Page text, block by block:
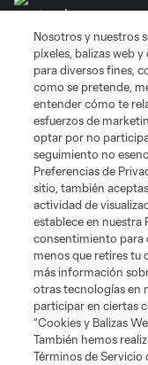
Términos de servicio
Cookies Settings
©2026 MLS. El nombre y
marcas registradas de
de los equipos de la MLS
de la MLS o son usadas
desautorizado está
Nosotros y nuestros
píxeles, balizas web
para diversos fines,
como se pretende,
entender cómo te
esfuerzos de
optar por no
seguimiento no
Preferencias de
sitio, también
actividad de
establece en nuestra
consentimiento para
menos que retires tu
más información
otras tecnologías en
participar en ciertas
“Cookies y Balizas
También hemos
Términos de